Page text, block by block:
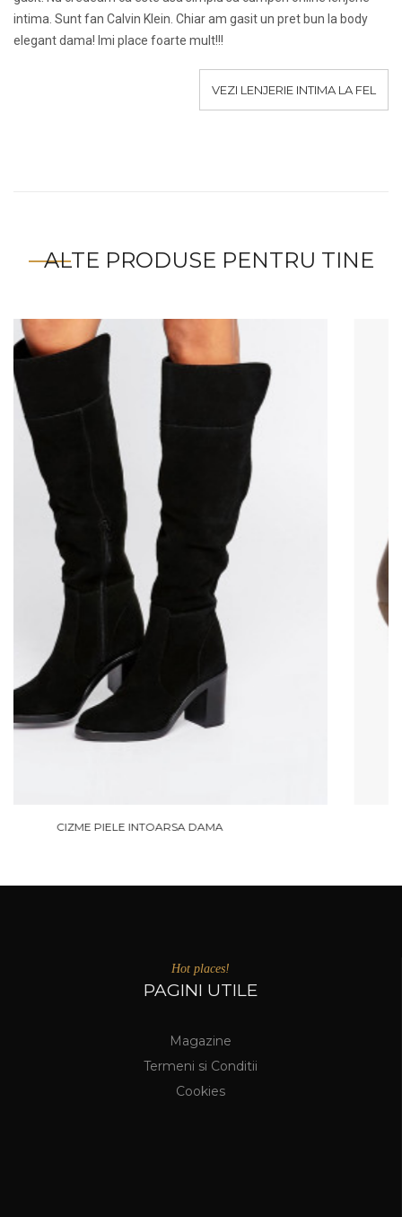
intima. Sunt fan Calvin Klein. Chiar am gasit un pret bun la body
elegant dama! Imi place foarte mult!!!
VEZI LENJERIE INTIMA LA FEL
ALTE PRODUSE PENTRU TINE
PANTOFI CLARKS FARA TOC DAMA
Hot places!
PAGINI UTILE
Magazine
Termeni si Conditii
Cookies